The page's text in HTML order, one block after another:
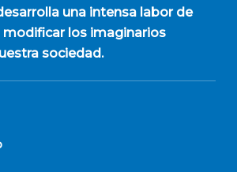
una intensa labor de
modificar los imaginarios
sociedad.